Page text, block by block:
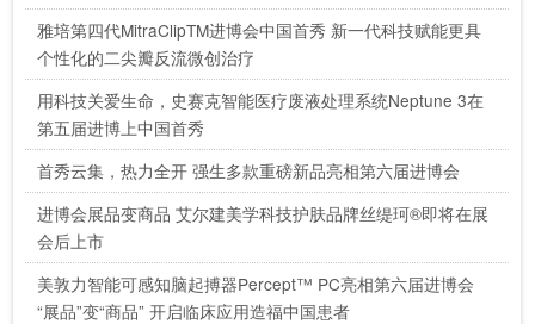
雅培第四代MitraClipTM进博会中国首秀 新一代科技赋能更具
个性化的二尖瓣反流微创治疗
用科技关爱生命，史赛克智能医疗废液处理系统Neptune 3在
第五届进博上中国首秀
首秀云集，热力全开 强生多款重磅新品亮相第六届进博会
进博会展品变商品 艾尔建美学科技护肤品牌丝缇珂®即将在展
会后上市
美敦力智能可感知脑起搏器Percept™ PC亮相第六届进博会
“展品”变“商品” 开启临床应用造福中国患者